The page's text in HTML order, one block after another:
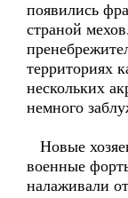
появились
страной
территориях
нескольких
немного
Новые
военные
налаживали